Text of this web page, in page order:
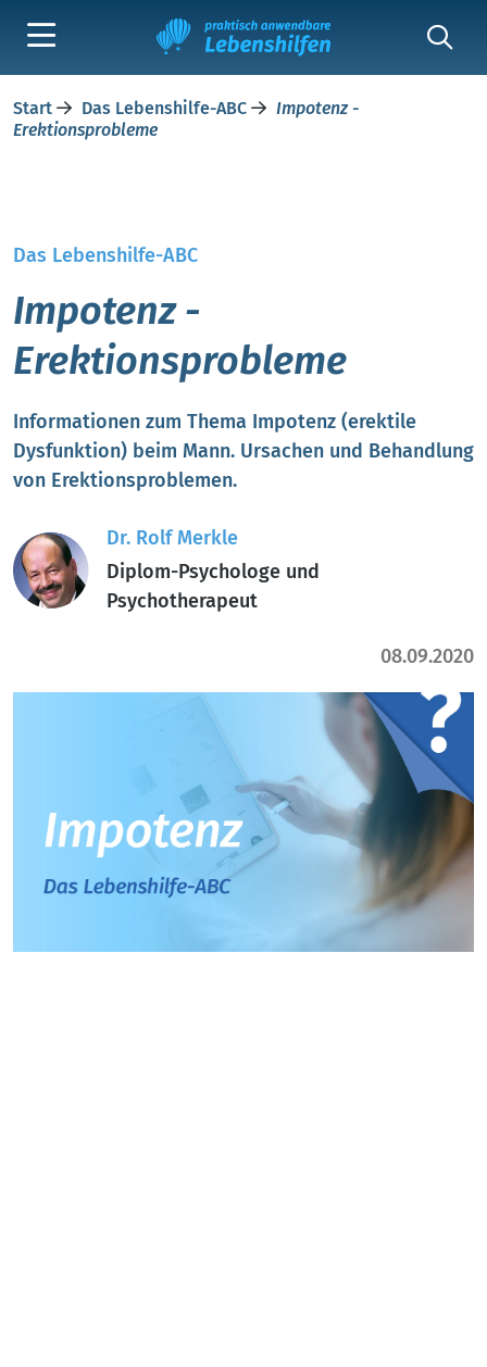
Start Das Lebenshilfe-ABC
Impotenz -
Erektionsprobleme
Das Lebenshilfe-ABC
Impotenz -
Erektionsprobleme
Informationen zum Thema Impotenz (erektile
Dysfunktion) beim Mann. Ursachen und Behandlung
von Erektionsproblemen.
Dr. Rolf Merkle
Diplom-Psychologe und
Psychotherapeut
08.09.2020